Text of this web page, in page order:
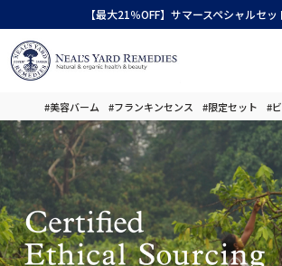
【最大21％OFF】サマースペシャルセッ
#美容バーム #フランキンセンス #限定セット #